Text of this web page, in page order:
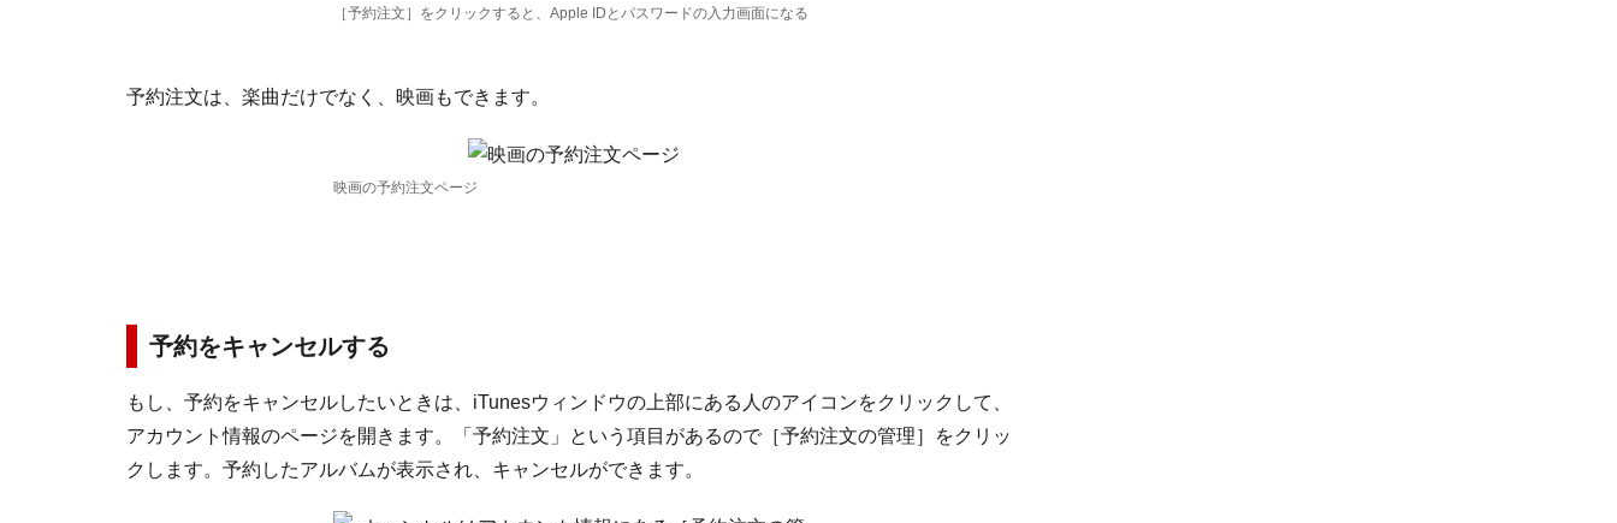
［予約注文］をクリックすると、Apple IDとパスワードの入力画面になる
予約注文は、楽曲だけでなく、映画もできます。
映画の予約注文ページ
予約をキャンセルする
もし、予約をキャンセルしたいときは、iTunesウィンドウの上部にある人のアイコンをクリックして、
アカウント情報のページを開きます。「予約注文」という項目があるので［予約注文の管理］をクリッ
クします。予約したアルバムが表示され、キャンセルができます。